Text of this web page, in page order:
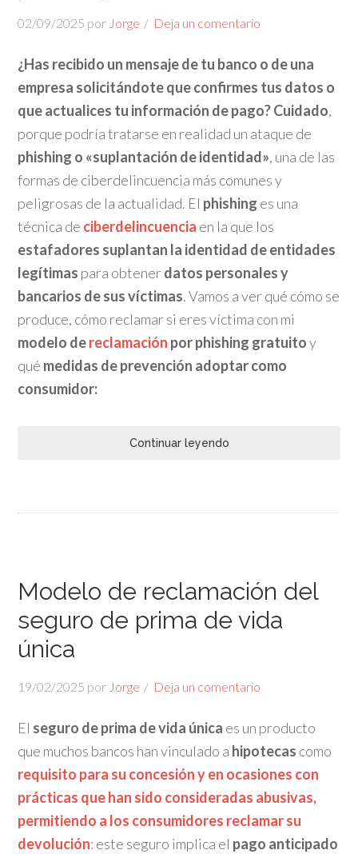
02/09/2025 por Jorge Deja un comentario
¿Has recibido un mensaje de tu banco o de una
empresa solicitándote que confirmes tus datos o
que actualices tu información de pago? Cuidado,
porque podría tratarse en realidad un ataque de
phishing o «suplantación de identidad», una de las
formas de ciberdelincuencia más comunes y
peligrosas de la actualidad. El phishing es una
técnica de ciberdelincuencia en la que los
estafadores suplantan la identidad de entidades
legítimas para obtenerdatos personales y
bancarios de sus víctimas. Vamos a ver qué cómo se
produce, cómo reclamar si eres víctima con mi
modelo dereclamación por phishing gratuitoy
qué medidas de prevención adoptar como
consumidor:
Continuar leyendo
Modelo de reclamación del
seguro de prima de vida
única
19/02/2025 por Jorge Deja un comentario
El seguro de prima de vida única es un producto
que muchos bancos han vinculado a hipotecas como
requisito para su concesión y en ocasiones con
prácticas que han sido consideradas abusivas,
permitiendo a los consumidores reclamar su
devolución: este seguro implica el pago anticipado